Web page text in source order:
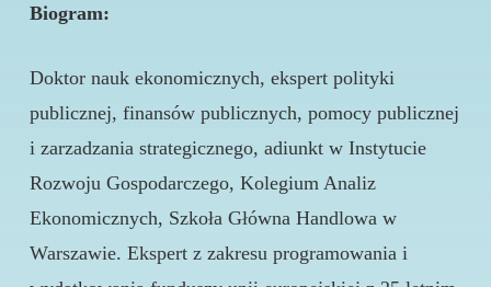
Biogram:
Doktor nauk ekonomicznych, ekspert polityki
publicznej, finansów publicznych, pomocy publicznej
i zarzadzania strategicznego, adiunkt w Instytucie
Rozwoju Gospodarczego, Kolegium Analiz
Ekonomicznych, Szkoła Główna Handlowa w
Warszawie. Ekspert z zakresu programowania i